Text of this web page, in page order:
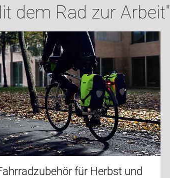
dem Rad zur Arbeit"
für Herbst und